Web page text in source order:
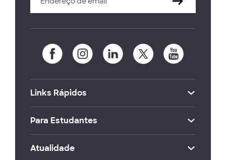
Links Rápidos
Para Estudantes
Atualidade